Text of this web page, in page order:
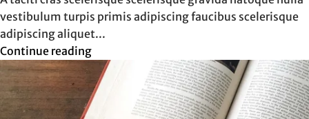
vestibulum turpis primis adipiscing faucibus scelerisque
adipiscing aliquet...
Continue reading